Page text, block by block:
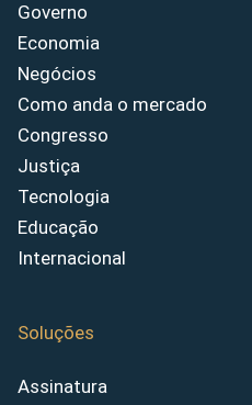
Governo
Economia
Negócios
Como anda o mercado
Congresso
Justiça
Tecnologia
Educação
Internacional
Soluções
Assinatura